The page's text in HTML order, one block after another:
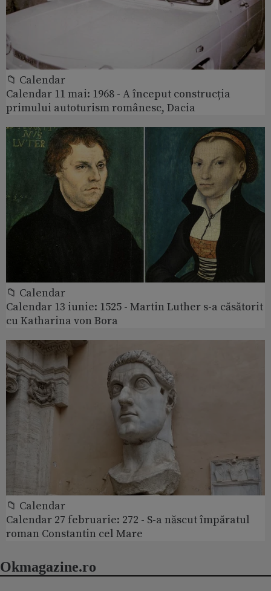
📁 Calendar
Calendar 11 mai: 1968 - A început construcția
primului autoturism românesc, Dacia
📁 Calendar
Calendar 13 iunie: 1525 - Martin Luther s-a căsătorit
cu Katharina von Bora
📁 Calendar
Calendar 27 februarie: 272 - S-a născut împăratul
roman Constantin cel Mare
Okmagazine.ro